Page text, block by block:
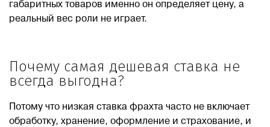
габаритных товаров именно он определяет цену, а
реальный вес роли не играет.
Почему самая дешевая ставка не
всегда выгодна?
Потому что низкая ставка фрахта часто не включает
обработку, хранение, оформление и страхование, и